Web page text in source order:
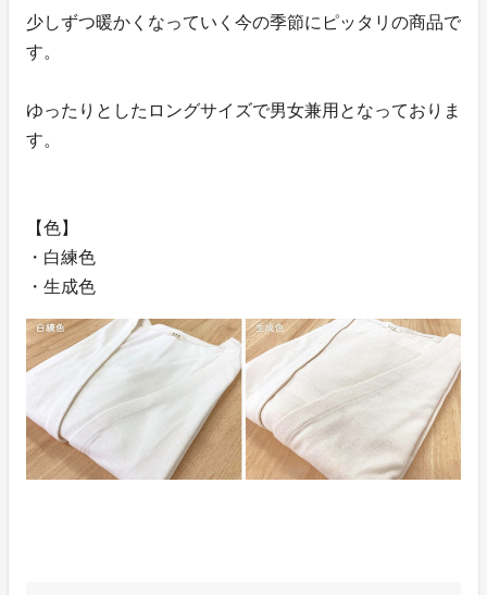
少しずつ暖かくなっていく今の季節にピッタリの商品で
す。
ゆったりとしたロングサイズで男女兼用となっておりま
す。
【色】
・白練色
・生成色